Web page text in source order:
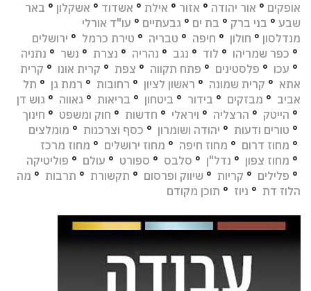
אופקים ° אור יהודה ° אזור ° אילת ° אשדוד ° אשקלון ° באר
שבע ° בני ברק ° בת ים ° גבעתיים ° עו"ד אורלי
מנדלסון ° חולון ° חיפה ° טבריה ° טירת כרמל ° ירושלים
° כפר שמריהו ° לוד ° נגב ° נהריה ° נצרת ° נשר ° נתניה
° עכו ° פלסטינים ° פתח תקווה ° צפת ° קרית אונו ° קרית
אתא ° קרית שמונה ° ראשון לציון ° רחובות ° רמת גן ° תל
אביב ° מבזקים ° בידור ° ביטחון ° בריאות ° גאווה ° גוש דן
° הייטק ° הרצליה ° ויראלי ° חדשות ° חוק ומשפט ° חינוך
° טורים ודעות ° יהודה ושומרון ° כסף וצרכנות ° מומלצים
° מחוז דרום ° מחוז חיפה ° מחוז ירושלים ° מחוז מרכז
° מחוז צפון ° נדל"ן ° סלבס ° ספורט ° עולם ° פוליטיקה
° פלילים ° קריות ° שיווק ופרסום ° תקשורת ° תרבות ° מה
הלוז דת ° ניוז ° תוכן מקודם